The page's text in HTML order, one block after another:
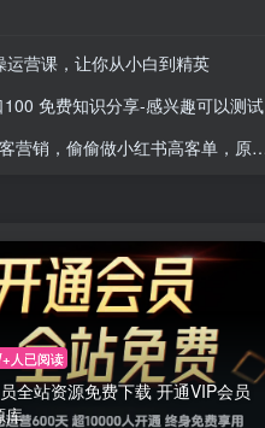
营课，让你从小白到精英
免费知识分享-感兴趣可以测试
，偷偷做小红书高客单，原来这么香
人已阅读
全站资源免费下载 开通VIP会员
库